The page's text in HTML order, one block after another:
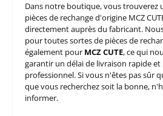
Dans notre boutique, vous trouverez
pièces de rechange d'origine MCZ
directement auprès du fabricant.
pour toutes sortes de pièces de
également pour MCZ CUTE, ce qui
garantir un délai de livraison rapide et
professionnel. Si vous n'êtes pas sûr
que vous recherchez soit la bonne,
informer.